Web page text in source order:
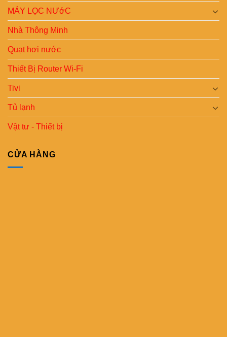
MÁY LỌC NƯớC
Nhà Thông Minh
Quạt hơi nước
Thiết Bị Router Wi-Fi
Tivi
Tủ lạnh
Vật tư - Thiết bị
CỬA HÀNG